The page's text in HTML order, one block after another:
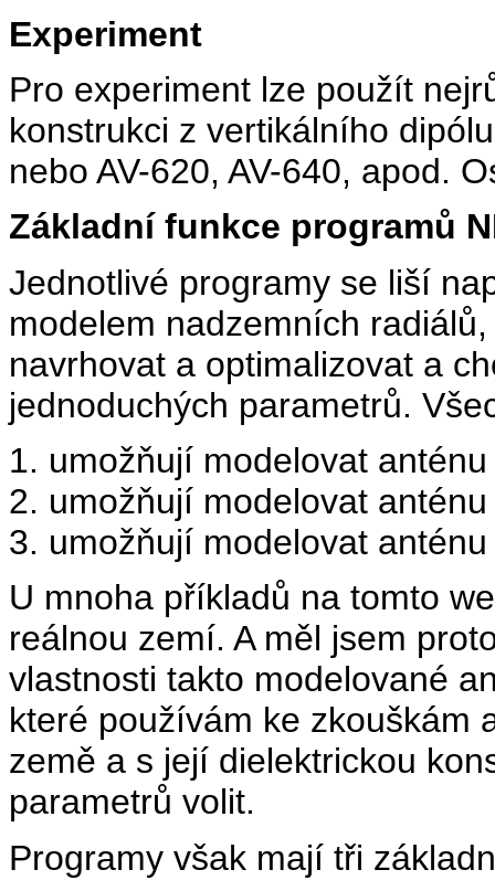
Experiment
Pro experiment lze použít
konstrukci z vertikálního
nebo AV-620, AV-640, apod.
Základní funkce programů
Jednotlivé programy se liší
modelem nadzemních
navrhovat a optimalizovat a
jednoduchých parametrů.
1. umožňují modelovat
2. umožňují modelovat
3. umožňují modelovat
U mnoha příkladů na tomto
reálnou zemí. A měl jsem
vlastnosti takto modelované
které používám ke zkouškám
země a s její dielektrickou
parametrů volit.
Programy však mají tři